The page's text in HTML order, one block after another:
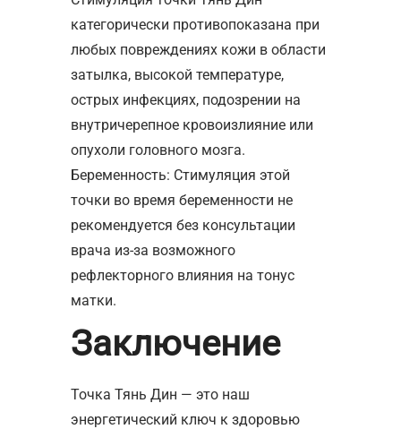
категорически противопоказана при
любых повреждениях кожи в области
затылка, высокой температуре,
острых инфекциях, подозрении на
внутричерепное кровоизлияние или
опухоли головного мозга.
Беременность: Стимуляция этой
точки во время беременности не
рекомендуется без консультации
врача из-за возможного
рефлекторного влияния на тонус
матки.
Заключение
Точка Тянь Дин — это наш
энергетический ключ к здоровью